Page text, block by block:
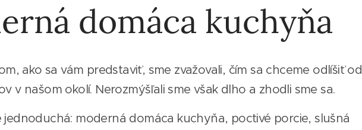
domáca kuchyňa
ako sa vám predstaviť, sme zvažovali, čím sa chceme odlíšiť od
v našom okolí. Nerozmýšľali sme však dlho a zhodli sme sa.
jednoduchá: moderná domáca kuchyňa, poctivé porcie, slušná